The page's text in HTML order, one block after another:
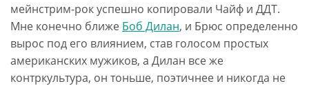
мейнстрим-рок успешно копировали Чайф и ДДТ.
Мне конечно ближе Боб Дилан, и Брюс определенно
вырос под его влиянием, став голосом простых
американских мужиков, а Дилан все же
контркультура, он тоньше, поэтичнее и никогда не